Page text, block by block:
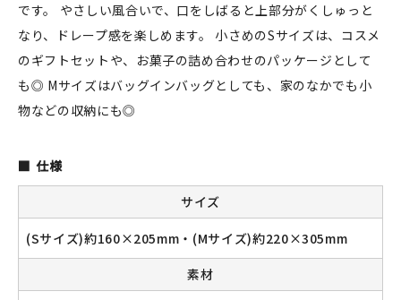
おすすめ特集
読みもの
おしらせ
新規会員登録
です。 やさしい風合いで、口をしばると上部分がくしゅっと
なり、ドレープ感を楽しめます。 小さめのSサイズは、コスメ
のギフトセットや、お菓子の詰め合わせのパッケージとして
も◎ Mサイズはバッグインバッグとしても、家のなかでも小
物などの収納にも◎
仕様
サイズ
(Sサイズ)約160×205mm・(Mサイズ)約220×305mm
素材